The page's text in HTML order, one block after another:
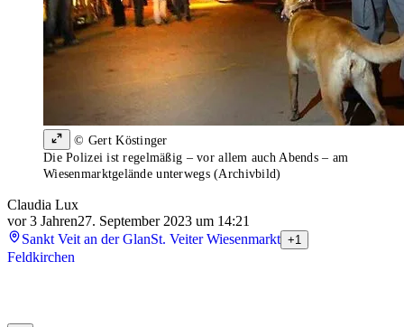
© Gert Köstinger
Die Polizei ist regelmäßig – vor allem auch Abends – am
Wiesenmarktgelände unterwegs (Archivbild)
Claudia Lux
vor 3 Jahren27. September 2023 um 14:21
Sankt Veit an der GlanSt. Veiter Wiesenmarkt +1
Feldkirchen